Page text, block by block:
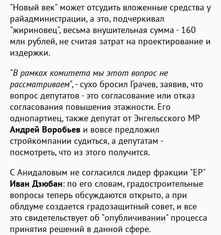
"Новый век" может отсудить вложенные средства у
райадминистрации, а это, подчеркивал
"жириновец", весьма внушительная сумма - 160
млн рублей, не считая затрат на проектирование и
издержки.
"В рамках комитета мы этот вопрос не
рассматриваем", - сухо бросил Грачев, заявив, что
вопрос депутатов - это согласование или отказ
согласования повышения этажности. Его
однопартиец, также депутат от Энгельсского МР
Андрей Воробьев и вовсе предложил
стройкомпании судиться, а депутатам -
посмотреть, что из этого получится.
С Анидаловым не согласился лидер фракции "ЕР"
Иван Дзюбан: по его словам, градостроительные
вопросы теперь обсуждаются открыто, а при
облдуме создается градозащитный совет, и все
это свидетельствует об "опубличивании" процесса
принятия решений в данной сфере.